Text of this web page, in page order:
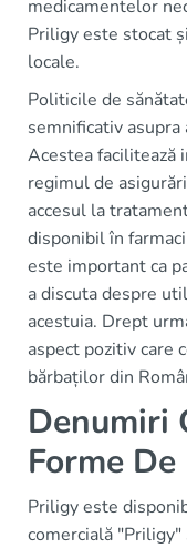
medicamentelor
Priligy este stocat
locale.
Politicile de
semnificativ
Acestea facilitează
regimul de
accesul la
disponibil în
este important ca
a discuta despre
acestuia. Drept
aspect pozitiv care
bărbaților din
Denumiri
Forme
Priligy este
comercială